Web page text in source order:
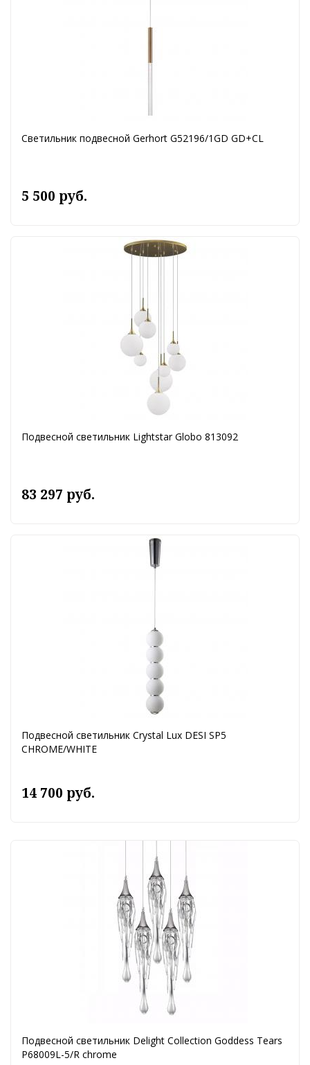
Светильник подвесной Gerhort G52196/1GD GD+CL
5 500 руб.
Подвесной светильник Lightstar Globo 813092
83 297 руб.
Подвесной светильник Crystal Lux DESI SP5
CHROME/WHITE
14 700 руб.
Подвесной светильник Delight Collection Goddess Tears
P68009L-5/R chrome